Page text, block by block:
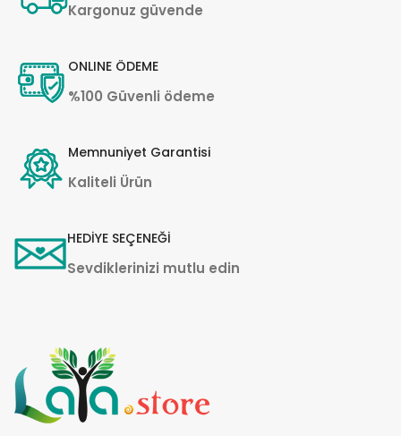
Kargonuz güvende
ONLINE ÖDEME
%100 Güvenli ödeme
Memnuniyet Garantisi
Kaliteli Ürün
HEDİYE SEÇENEĞİ
Sevdiklerinizi mutlu edin